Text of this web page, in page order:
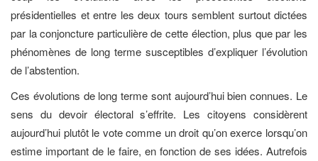
présidentielles et entre les deux tours semblent surtout dictées
par la conjoncture particulière de cette élection, plus que par les
phénomènes de long terme susceptibles d’expliquer l’évolution
de l’abstention.
Ces évolutions de long terme sont aujourd’hui bien connues. Le
sens du devoir électoral s’effrite. Les citoyens considèrent
aujourd’hui plutôt le vote comme un droit qu’on exerce lorsqu’on
estime important de le faire, en fonction de ses idées. Autrefois